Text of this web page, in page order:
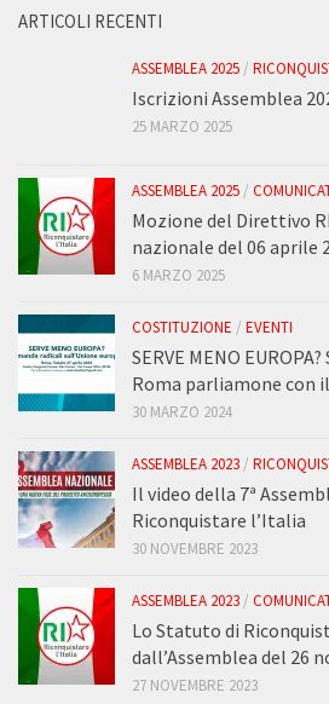
ARTICOLI RECENTI
ASSEMBLEA 2025 /
Iscrizioni Assemblea
25 MARZO 2025
ASSEMBLEA 2025 /
Mozione del Direttivo
nazionale del 06 aprile
6 MARZO 2025
COSTITUZIONE / EVENTI
SERVE MENO
Roma parliamone con il
30 MARZO 2024
ASSEMBLEA 2023 /
Il video della 7ª
Riconquistare l’Italia
30 NOVEMBRE 2023
ASSEMBLEA 2023 /
Lo Statuto di
dall’Assemblea del 26
27 NOVEMBRE 2023